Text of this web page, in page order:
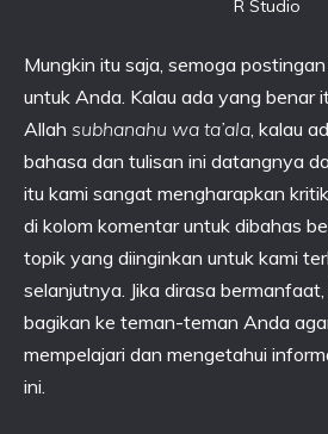
R Studio
Mungkin itu saja, semoga
untuk Anda. Kalau ada yang benar
Allah subhanahu wa ta’ala, kalau
bahasa dan tulisan ini datangnya
itu kami sangat mengharapkan
di kolom komentar untuk dibahas
topik yang diinginkan untuk kami
selanjutnya. Jika dirasa
bagikan ke teman-teman Anda
mempelajari dan mengetahui
ini.